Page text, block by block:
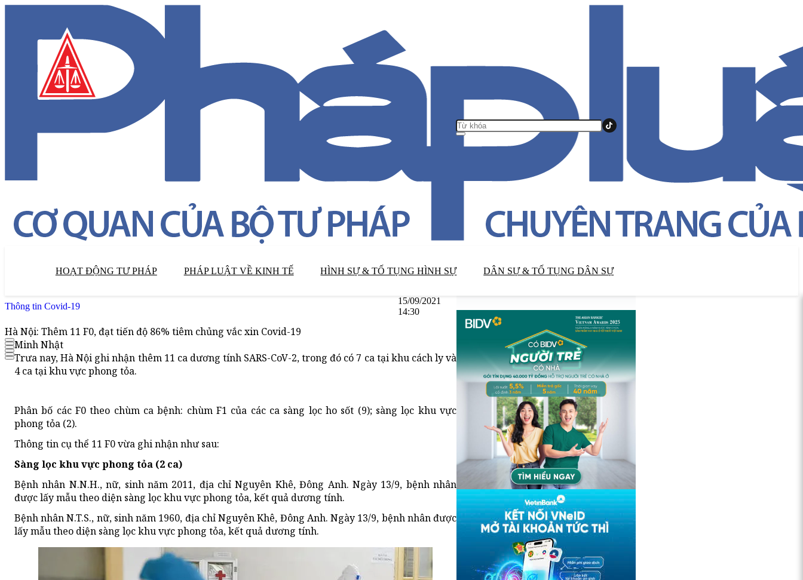
HOẠT ĐỘNG TƯ PHÁP PHÁP LUẬT VỀ KINH TẾ HÌNH SỰ & TỐ TỤNG HÌNH SỰ DÂN SỰ & TỐ TỤNG DÂN SỰ
Thông tin Covid-19
15/09/2021
14:30
Hà Nội: Thêm 11 F0, đạt tiến độ 86% tiêm chủng vắc xin Covid-19
Minh Nhật
Trưa nay, Hà Nội ghi nhận thêm 11 ca dương tính SARS-CoV-2, trong đó có 7 ca tại khu cách ly và
4 ca tại khu vực phong tỏa.
Phân bố các F0 theo chùm ca bệnh: chùm F1 của các ca sàng lọc ho sốt (9); sàng lọc khu vực
phong tỏa (2).
Thông tin cụ thể 11 F0 vừa ghi nhận như sau:
Sàng lọc khu vực phong tỏa (2 ca)
Bệnh nhân N.N.H., nữ, sinh năm 2011, địa chỉ Nguyên Khê, Đông Anh. Ngày 13/9, bệnh nhân
được lấy mẫu theo diện sàng lọc khu vực phong tỏa, kết quả dương tính.
Bệnh nhân N.T.S., nữ, sinh năm 1960, địa chỉ Nguyên Khê, Đông Anh. Ngày 13/9, bệnh nhân được
lấy mẫu theo diện sàng lọc khu vực phong tỏa, kết quả dương tính.